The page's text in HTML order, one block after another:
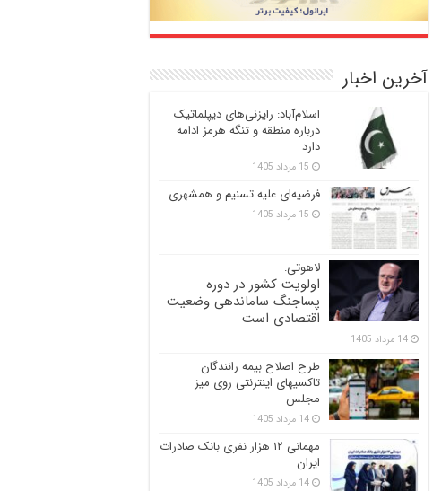
آخرین اخبار
اسلام‌آباد: رایزنی‌های دیپلماتیک
درباره منطقه و تنگه هرمز ادامه
دارد
15 مرداد 1405
فرضیه‌ای علیه تسنیم و همشهری
15 مرداد 1405
لاهوتی:
اولویت کشور در دوره
پساجنگ ساماندهی وضعیت
اقتصادی است
14 مرداد 1405
طرح اصلاح بیمه رانندگان
تاکسیهای اینترنتی روی میز
مجلس
14 مرداد 1405
مهمانی ۱۲ هزار نفری بانک صادرات
ایران
14 مرداد 1405